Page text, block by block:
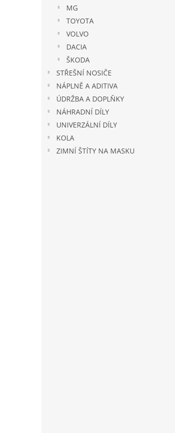
MG
TOYOTA
VOLVO
DACIA
ŠKODA
STŘEŠNÍ NOSIČE
NÁPLNĚ A ADITIVA
ÚDRŽBA A DOPLŇKY
NÁHRADNÍ DÍLY
UNIVERZÁLNÍ DÍLY
KOLA
ZIMNÍ ŠTÍTY NA MASKU